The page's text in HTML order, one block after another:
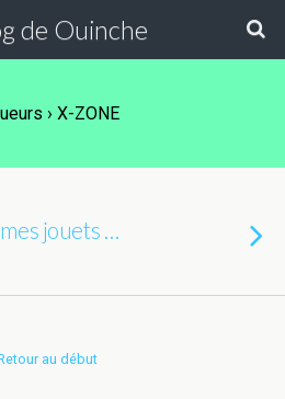
de Ouinche
› X-ZONE
jouets …
au début